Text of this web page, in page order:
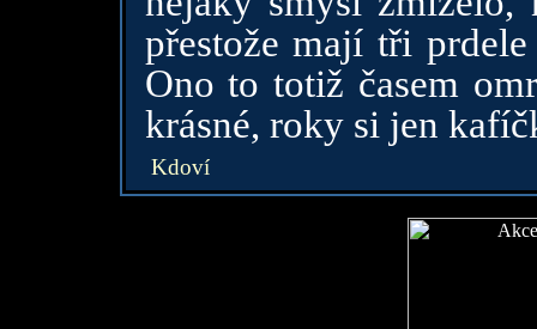
přestože mají tři
Ono to totiž časem
krásné, roky si jen
Kdoví